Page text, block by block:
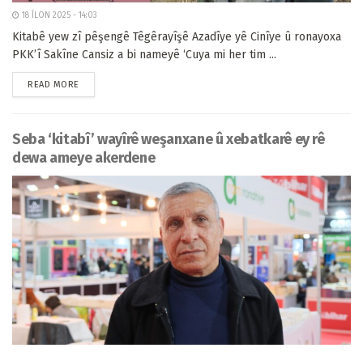
18 ÎLON 2025 - 14:03
Kitabê yew zî pêşengê Têgêrayîşê Azadîye yê Cinîye û ronayoxa
PKK’î Sakîne Cansiz a bi nameyê ‘Cuya mi her tim ...
READ MORE
Seba ‘kitabî’ wayîrê weşanxane û xebatkarê ey rê
dewa ameye akerdene